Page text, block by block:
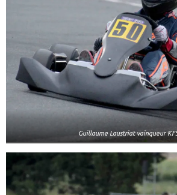
Guillaume Laustriat vainqueur